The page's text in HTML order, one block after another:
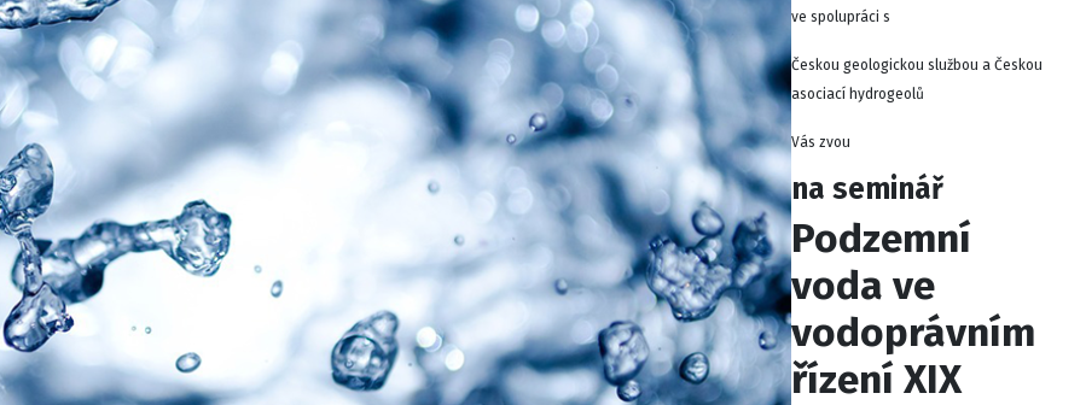
ve spolupráci s
Českou geologickou službou a Českou
asociací hydrogeolů
Vás zvou
na seminář
Podzemní
voda ve
vodoprávním
řízení XIX